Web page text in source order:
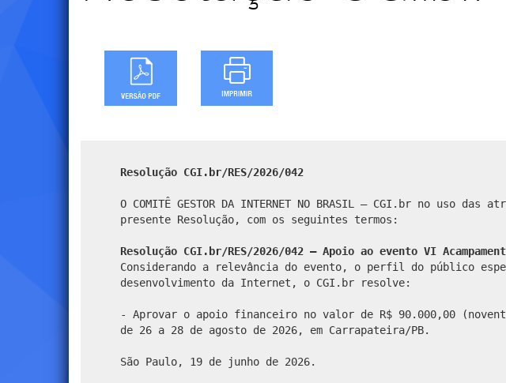
Resolução CGI.br/RES/2026/042
O COMITÊ GESTOR DA INTERNET NO BRASIL – CGI.br no
presente Resolução, com os seguintes termos:
Resolução CGI.br/RES/2026/042 – Apoio ao evento VI
Considerando a relevância do evento, o perfil do público
desenvolvimento da Internet, o CGI.br resolve:
- Aprovar o apoio financeiro no valor de R$ 90.000,00
de 26 a 28 de agosto de 2026, em Carrapateira/PB.
São Paulo, 19 de junho de 2026.